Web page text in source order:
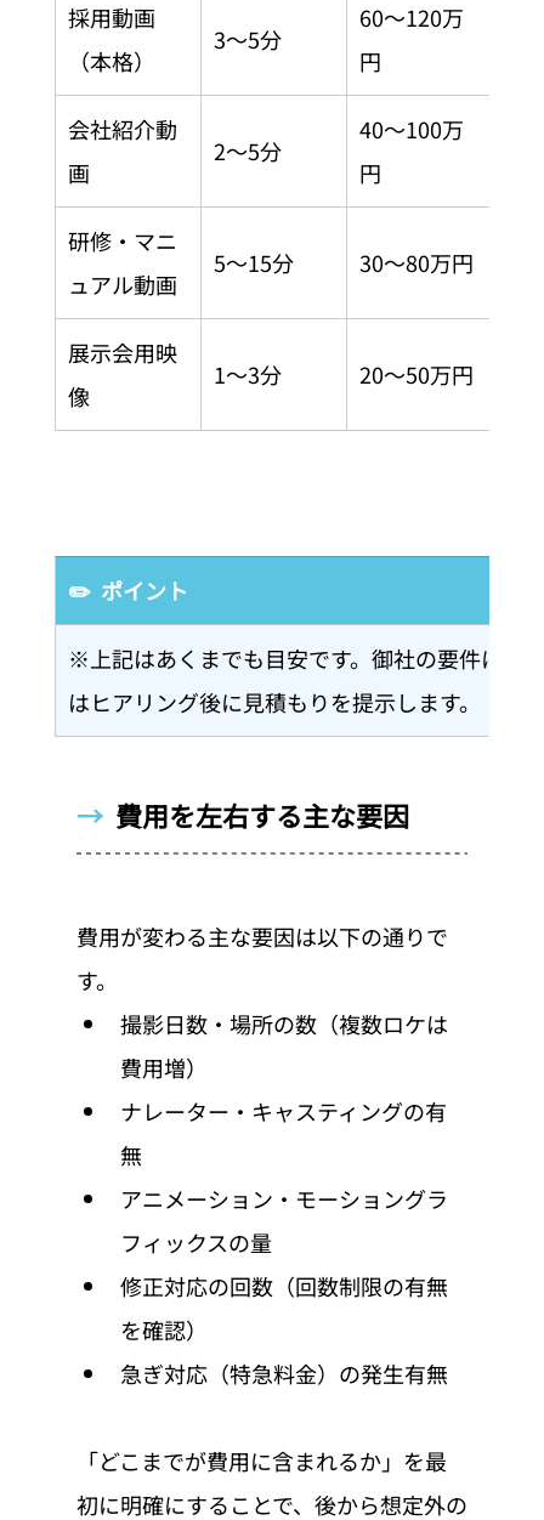
採用動画
（本格）
3〜5分
60〜120万
円
会社紹介動
画
2〜5分
40〜100万
円
研修・マニ
ュアル動画
5〜15分 30〜80万円
展示会用映
像
1〜3分 20〜50万円
✏️  ポイント
※上記はあくまでも目安です。御社の要件に応
はヒアリング後に見積もりを提示します。
→ 費用を左右する主な要因
費用が変わる主な要因は以下の通りで
す。
撮影日数・場所の数（複数ロケは
費用増）
ナレーター・キャスティングの有
無
アニメーション・モーショングラ
フィックスの量
修正対応の回数（回数制限の有無
を確認）
急ぎ対応（特急料金）の発生有無
「どこまでが費用に含まれるか」を最
初に明確にすることで、後から想定外の